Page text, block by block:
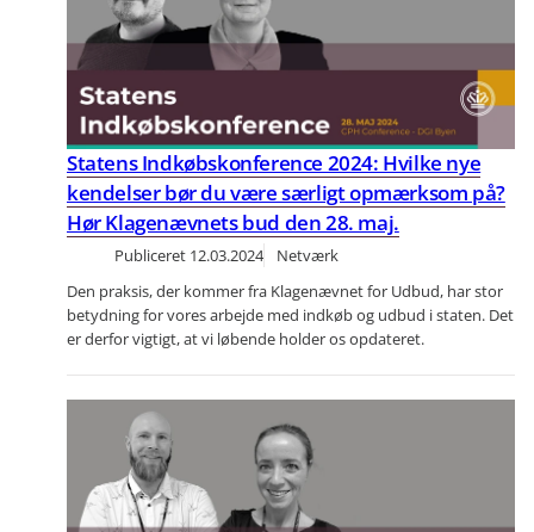
Statens Indkøbskonference 2024: Hvilke nye
kendelser bør du være særligt opmærksom på?
Hør Klagenævnets bud den 28. maj.
Publiceret 12.03.2024
Netværk
Den praksis, der kommer fra Klagenævnet for Udbud, har stor
betydning for vores arbejde med indkøb og udbud i staten. Det
er derfor vigtigt, at vi løbende holder os opdateret.